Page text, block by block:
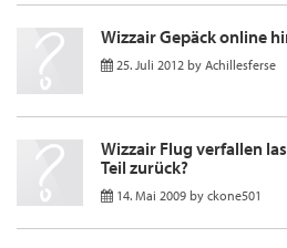
Wizzair Gepäck online
25. Juli 2012 by Achillesferse
Wizzair Flug verfallen
Teil zurück?
14. Mai 2009 by ckone501